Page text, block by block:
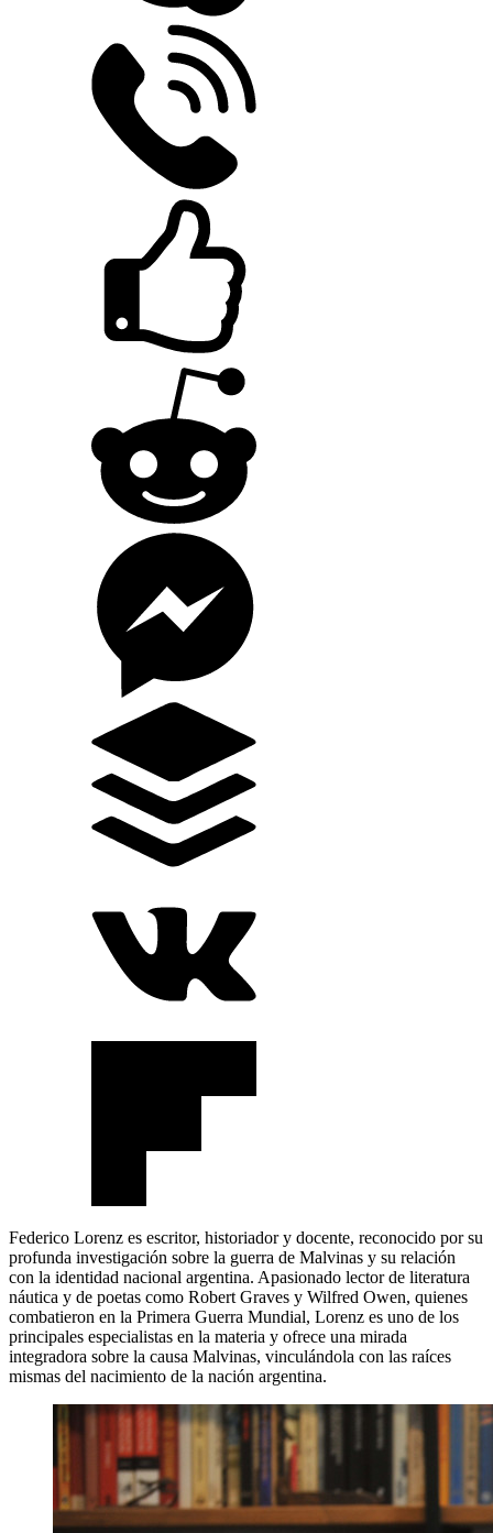
Federico Lorenz es escritor, historiador y docente, reconocido por su
profunda investigación sobre la guerra de Malvinas y su relación
con la identidad nacional argentina. Apasionado lector de literatura
náutica y de poetas como Robert Graves y Wilfred Owen, quienes
combatieron en la Primera Guerra Mundial, Lorenz es uno de los
principales especialistas en la materia y ofrece una mirada
integradora sobre la causa Malvinas, vinculándola con las raíces
mismas del nacimiento de la nación argentina.